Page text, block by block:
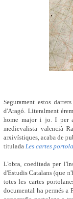
Segurament estos
d'Aragó. Literalment
home major i jo. I per
medievalista valencià
arxivístiques, acaba de
titulada Les cartes
L'obra, coeditada per
d'Estudis Catalans (que
totes les cartes
documental ha permés a